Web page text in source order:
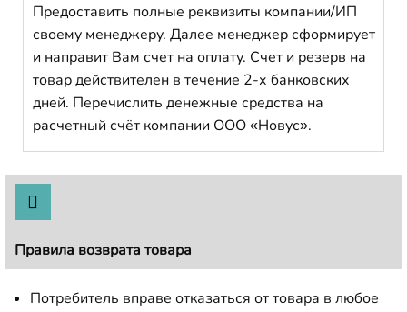
Предоставить полные реквизиты компании/ИП
своему менеджеру. Далее менеджер сформирует
и направит Вам счет на оплату. Счет и резерв на
товар действителен в течение 2-х банковских
дней. Перечислить денежные средства на
расчетный счёт компании ООО «Новус».
Правила возврата товара
Потребитель вправе отказаться от товара в любое